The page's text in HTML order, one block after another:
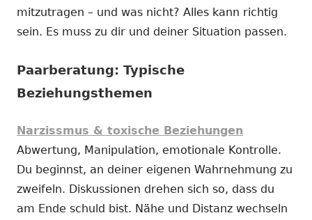
mitzutragen – und was nicht? Alles kann richtig
sein. Es muss zu dir und deiner Situation passen.
Paarberatung: Typische
Beziehungsthemen
Narzissmus & toxische Beziehungen
Abwertung, Manipulation, emotionale Kontrolle.
Du beginnst, an deiner eigenen Wahrnehmung zu
zweifeln. Diskussionen drehen sich so, dass du
am Ende schuld bist. Nähe und Distanz wechseln